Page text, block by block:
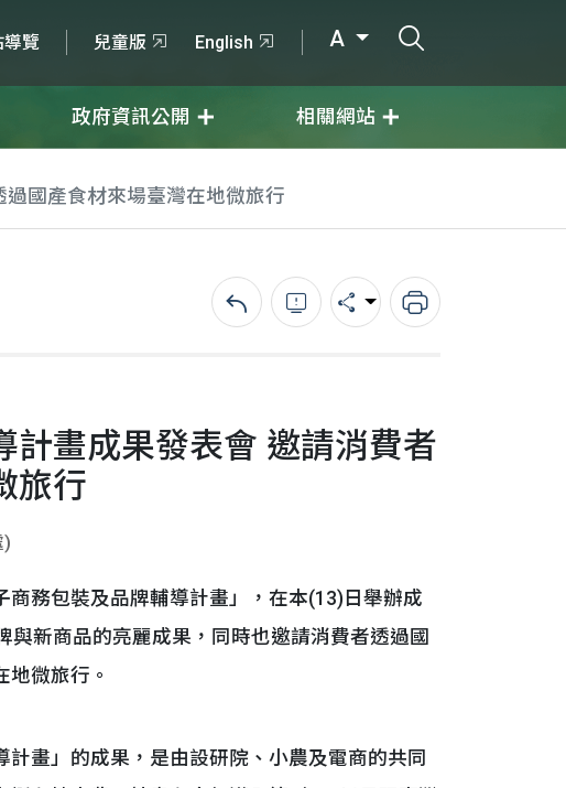
導覽 兒童版 English A
政府資訊公開 相關網站
國產食材來場臺灣在地微旅行
回上一頁錯誤回報分享 列印
計畫成果發表會 邀請消費者
旅行
)
務包裝及品牌輔導計畫」，在本(13)日舉辦成
新商品的亮麗成果，同時也邀請消費者透過國
微旅行。
畫」的成果，是由設研院、小農及電商的共同